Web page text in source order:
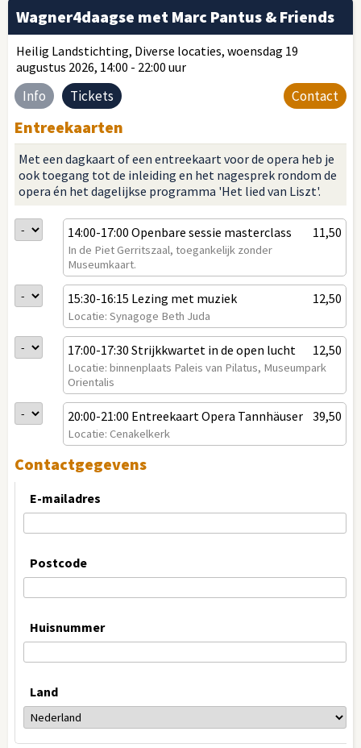
Wagner4daagse met Marc Pantus & Friends
Heilig Landstichting, Diverse locaties, woensdag 19
augustus 2026, 14:00 - 22:00 uur
Info Tickets Contact
Entreekaarten
Met een dagkaart of een entreekaart voor de opera heb je
ook toegang tot de inleiding en het nagesprek rondom de
opera én het dagelijkse programma 'Het lied van Liszt'.
11,50
14:00-17:00 Openbare sessie masterclass
In de Piet Gerritszaal, toegankelijk zonder
Museumkaart.
12,50
15:30-16:15 Lezing met muziek
Locatie: Synagoge Beth Juda
12,50
17:00-17:30 Strijkkwartet in de open lucht
Locatie: binnenplaats Paleis van Pilatus, Museumpark
Orientalis
39,50
20:00-21:00 Entreekaart Opera Tannhäuser
Locatie: Cenakelkerk
Contactgegevens
E-mailadres
Postcode
Huisnummer
Land